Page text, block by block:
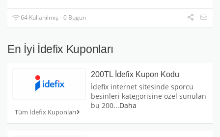
64 Kullanılmış - 0 Bugün
En İyi İdefix Kuponları
Tüm İdefix Kuponları
200TL İdefix Kupon Kodu
İdefix internet sitesinde sporcu
besinleri kategorisine özel sunulan
bu 200...Daha